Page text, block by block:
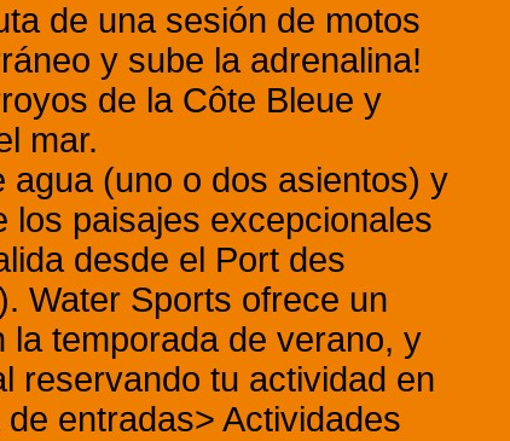
de una sesión de motos
y sube la adrenalina!
de la Côte Bleue y
mar.
agua (uno o dos asientos) y
los paisajes excepcionales
desde el Port des
Water Sports ofrece un
temporada de verano, y
reservando tu actividad en
entradas> Actividades